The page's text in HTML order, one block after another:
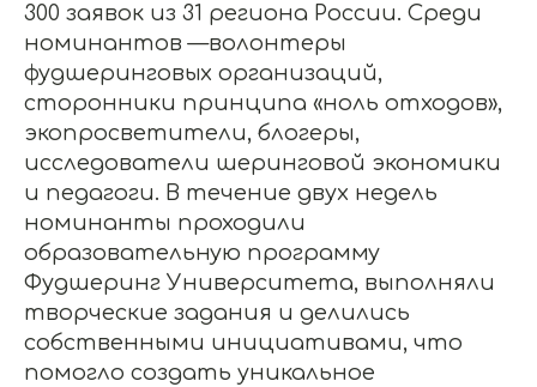
300 заявок из 31 региона России. Среди
номинантов —волонтеры
фудшеринговых организаций,
сторонники принципа «ноль отходов»,
экопросветители, блогеры,
исследователи шеринговой экономики
и педагоги. В течение двух недель
номинанты проходили
образовательную программу
Фудшеринг Университета, выполняли
творческие задания и делились
собственными инициативами, что
помогло создать уникальное